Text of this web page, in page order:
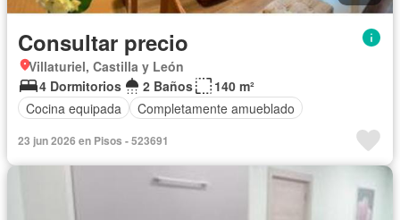
Consultar precio
Villaturiel, Castilla y León
4 Dormitorios
2 Baños
140 m²
Cocina equipada
Completamente amueblado
23 jun 2026 en Pisos - 523691